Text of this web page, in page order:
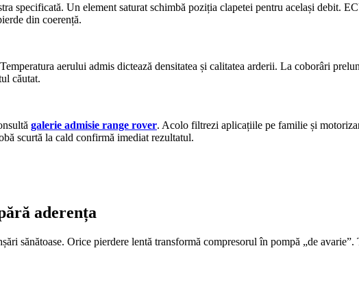
specificată. Un element saturat schimbă poziția clapetei pentru același debit.
din coerență.
aerului admis dictează densitatea și calitatea arderii. La coborâri
căutat.
galerie admisie range rover. Acolo filtrezi aplicațiile pe familie și
scurtă la cald confirmă imediat rezultatul.
aderența
sănătoase. Orice pierdere lentă transformă compresorul în pompă „de